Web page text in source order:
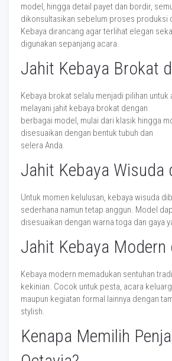
model, hingga detail payet dan bordir,
dikonsultasikan sebelum proses produksi
Kebaya dirancang agar terlihat elegan
digunakan sepanjang acara.
Jahit Kebaya Brokat
Kebaya brokat selalu menjadi pilihan untuk
melayani jahit kebaya brokat dengan
berbagai model, mulai dari klasik hingga
disesuaikan dengan bentuk tubuh dan
selera Anda.
Jahit Kebaya Wisuda
Untuk momen kelulusan, kebaya wisuda
sederhana namun tetap anggun. Model
disesuaikan dengan warna toga dan gaya
Jahit Kebaya Modern
Kebaya modern memadukan sentuhan
kekinian. Cocok untuk pesta, acara
maupun kegiatan formal lainnya dengan
stylish.
Kenapa Memilih